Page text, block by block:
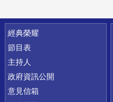
快速連結
經典榮耀
節目表
主持人
政府資訊公開
意見信箱